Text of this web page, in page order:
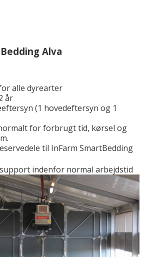
Alva
alle dyrearter
år
(1 hovedeftersyn og 1
for forbrugt tid, kørsel og
til InFarm SmartBedding
indenfor normal arbejdstid